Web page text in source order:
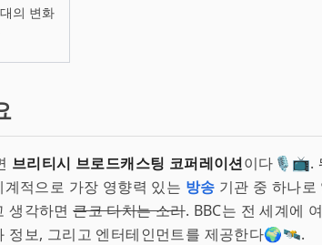
의 변화
브리티시 브로드캐스팅 코퍼레이션이다🎙️📺.
계적으로 가장 영향력 있는 방송 기관 중 하나
생각하면큰코 다치는 소리. BBC는 전 세계에
정보, 그리고 엔터테인먼트를 제공한다🌍🛰️.